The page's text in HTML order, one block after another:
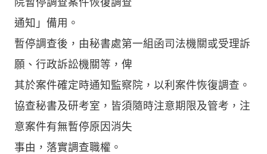
通知」備用。
暫停調查後，由秘書處第一組函司法機關或受理訴
願、行政訴訟機關等，俾
其於案件確定時通知監察院，以利案件恢復調查。
協查秘書及研考室，皆須隨時注意期限及管考，注
意案件有無暫停原因消失
事由，落實調查職權。